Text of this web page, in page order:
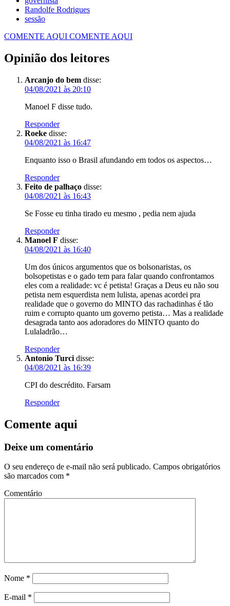
Randolfe Rodrigues
sessão
COMENTE AQUI COMENTE AQUI
Opinião dos leitores
Arcanjo do bem disse:
04/08/2021 às 20:10
Manoel F disse tudo.
Responder
Roeke disse:
04/08/2021 às 16:47
Enquanto isso o Brasil afundando em todos os aspectos…
Responder
Feito de palhaço disse:
04/08/2021 às 16:43
Se Fosse eu tinha tirado eu mesmo , pedia nem ajuda
Responder
Manoel F disse:
04/08/2021 às 16:40
Um dos únicos argumentos que os bolsonaristas, os
bolsopetistas e o gado tem para falar quando confrontamos
eles com a realidade: vc é petista! Graças a Deus eu não sou
petista nem esquerdista nem lulista, apenas acordei pra
realidade que o governo do MINTO das rachadinhas é tão
ruim e corrupto quanto um governo petista… Mas a realidade
desagrada tanto aos adoradores do MINTO quanto do
Lulaladrão…
Responder
Antonio Turci disse:
04/08/2021 às 16:39
CPI do descrédito. Farsam
Responder
Comente aqui
Deixe um comentário
O seu endereço de e-mail não será publicado. Campos obrigatórios
são marcados com *
Comentário
Nome *
E-mail *